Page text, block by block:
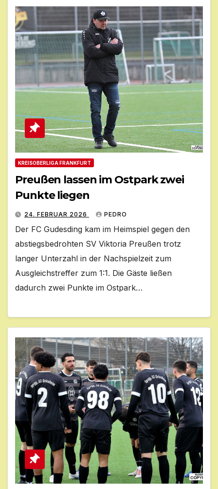
KREISOBERLIGA FRANKFURT
Preußen lassen im Ostpark zwei
Punkte liegen
24. FEBRUAR 2026 PEDRO
Der FC Gudesding kam im Heimspiel gegen den
abstiegsbedrohten SV Viktoria Preußen trotz
langer Unterzahl in der Nachspielzeit zum
Ausgleichstreffer zum 1:1. Die Gäste ließen
dadurch zwei Punkte im Ostpark…